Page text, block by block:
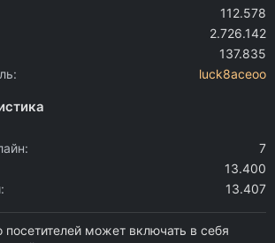
112.578
2.726.142
137.835
luck8aceoo
7
13.400
13.407
может включать в себя